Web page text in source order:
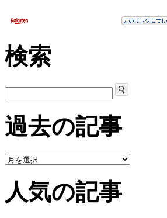
検索
過去の記事
人気の記事